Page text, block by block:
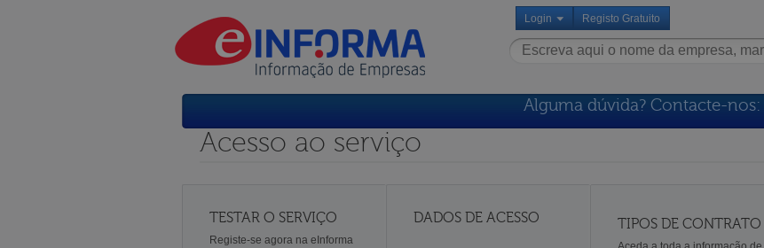
Login Registo Gratuito
Alguma dúvida? Contacte-nos:
Acesso ao serviço
TESTAR O SERVIÇO
Registe-se agora na eInforma
DADOS DE ACESSO TIPOS DE CONTRATO